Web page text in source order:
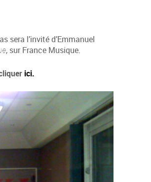
sera l’invité d’Emmanuel
, sur France Musique.
ici.